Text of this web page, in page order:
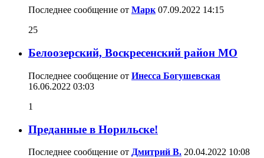
Последнее сообщение от Марк 07.09.2022 14:15
25
Белоозерский, Воскресенский район МО
Последнее сообщение от Инесса Богушевская
16.06.2022 03:03
1
Преданные в Норильске!
Последнее сообщение от Дмитрий В. 20.04.2022 10:08